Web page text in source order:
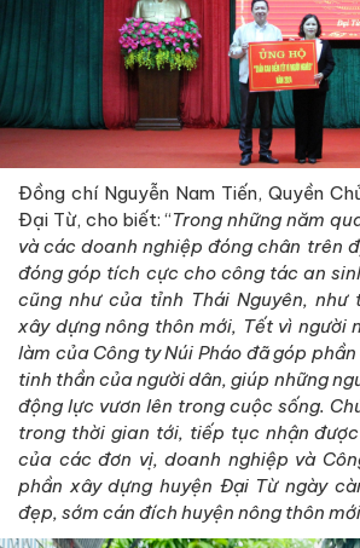
Đồng chí Nguyễn Nam Tiến, Quyền
Đại Từ, cho biết: “Trong những năm
và các doanh nghiệp đóng chân trên
đóng góp tích cực cho công tác an
cũng như của tỉnh Thái Nguyên, như
xây dựng nông thôn mới, Tết vì người
làm của Công ty Núi Pháo đã góp
tinh thần của người dân, giúp những
động lực vươn lên trong cuộc sống.
trong thời gian tới, tiếp tục nhận
của các đơn vị, doanh nghiệp và
phần xây dựng huyện Đại Từ ngày
đẹp, sớm cán đích huyện nông thôn